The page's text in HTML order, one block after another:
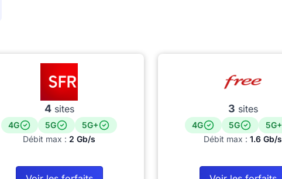
4sites
4G 5G
5G+
Débit max : 2 Gb/s
3 sites
4G 5G
5G+
Débit max : 1.6 Gb/s